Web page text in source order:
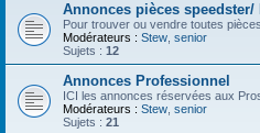
Annonces pièces speedster/
Pour trouver ou vendre toutes
Modérateurs : Stew senior
Sujets : 12
Annonces Professionnel
ICI les annonces réservées aux
Modérateurs : Stew senior
Sujets : 21